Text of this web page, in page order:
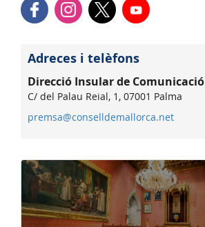
Adreces i telèfons
Direcció Insular de Comunicació
C/ del Palau Reial, 1, 07001 Palma
premsa@conselldemallorca.net